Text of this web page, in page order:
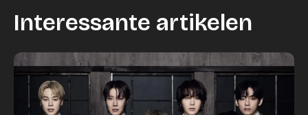
Interessante artikelen